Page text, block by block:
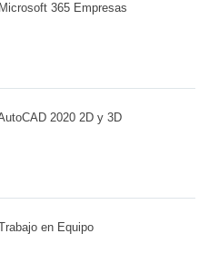
365 Empresas
2020 2D y 3D
en Equipo